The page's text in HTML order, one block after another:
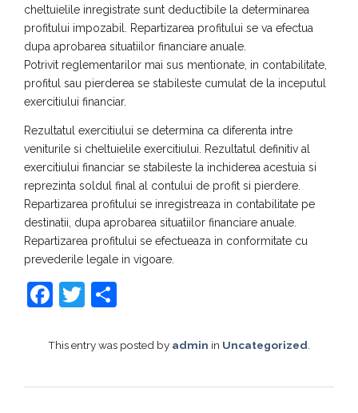
cheltuielile inregistrate sunt deductibile la determinarea
profitului impozabil. Repartizarea profitului se va efectua
dupa aprobarea situatiilor financiare anuale.
Potrivit reglementarilor mai sus mentionate, in contabilitate,
profitul sau pierderea se stabileste cumulat de la inceputul
exercitiului financiar.
Rezultatul exercitiului se determina ca diferenta intre
veniturile si cheltuielile exercitiului. Rezultatul definitiv al
exercitiului financiar se stabileste la inchiderea acestuia si
reprezinta soldul final al contului de profit si pierdere.
Repartizarea profitului se inregistreaza in contabilitate pe
destinatii, dupa aprobarea situatiilor financiare anuale.
Repartizarea profitului se efectueaza in conformitate cu
prevederile legale in vigoare.
F
c
b
T
it
e
ar
This entry was posted by admin in Uncategorized